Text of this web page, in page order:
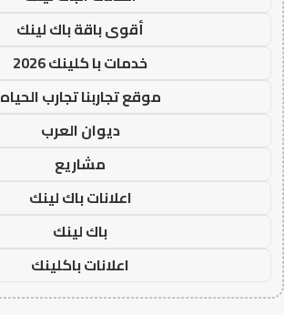
أقوى باقة باك لينك
خدمات با كلينك 2026
موقع تجاربنا تجارب الحياه
ديوان العرب
مشاريع
اعلانات باك لينك
باك لينك
اعلانات باكلينك